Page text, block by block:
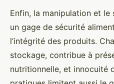
Enfin, la manipulation et
un gage de sécurité
l’intégrité des produits.
stockage, contribue à
nutritionnelle, et innocuité